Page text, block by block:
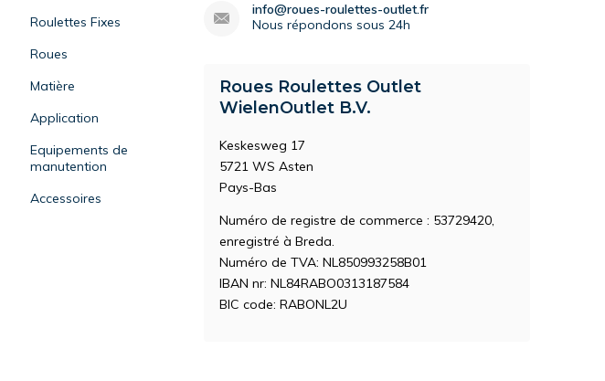
Roulettes Fixes
Roues
Matière
Application
Equipements de
manutention
Accessoires
info@roues-roulettes-outlet.fr
Nous répondons sous 24h
Roues Roulettes Outlet
WielenOutlet B.V.
Keskesweg 17
5721 WS Asten
Pays-Bas
Numéro de registre de commerce : 53729420,
enregistré à Breda.
Numéro de TVA: NL850993258B01
IBAN nr: NL84RABO0313187584
BIC code: RABONL2U